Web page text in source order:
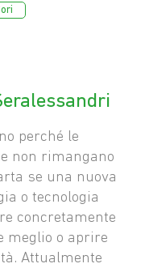
perché le
non rimangano
se una nuova
o tecnologia
concretamente
meglio o aprire
Attualmente